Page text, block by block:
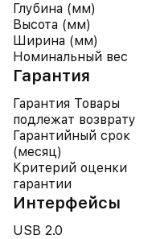
Глубина (мм)
Высота (мм)
Ширина (мм)
Номинальный вес
Гарантия
Гарантия Товары
подлежат возврату
Гарантийный срок
(месяц)
Критерий оценки
гарантии
Интерфейсы
USB 2.0